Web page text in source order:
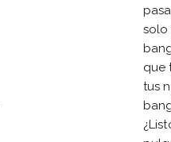
solo
que
tus